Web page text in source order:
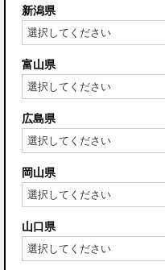
新潟県
富山県
広島県
岡山県
山口県